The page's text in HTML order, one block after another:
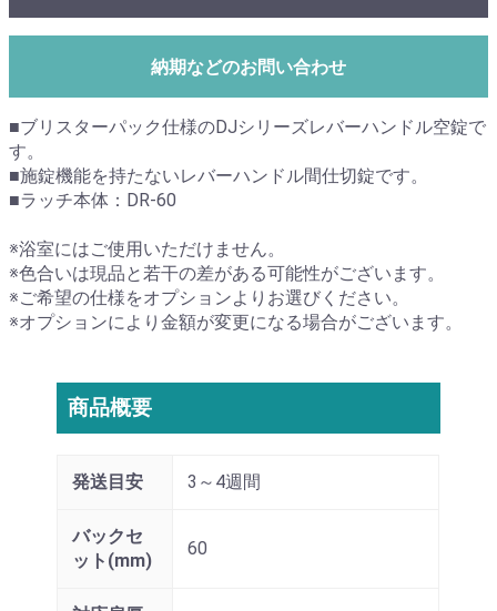
納期などのお問い合わせ
■ブリスターパック仕様のDJシリーズレバーハンドル空錠で
す。
■施錠機能を持たないレバーハンドル間仕切錠です。
■ラッチ本体：DR-60
※浴室にはご使用いただけません。
※色合いは現品と若干の差がある可能性がございます。
※ご希望の仕様をオプションよりお選びください。
※オプションにより金額が変更になる場合がございます。
商品概要
発送目安 3～4週間
バックセ
ット(mm)
60